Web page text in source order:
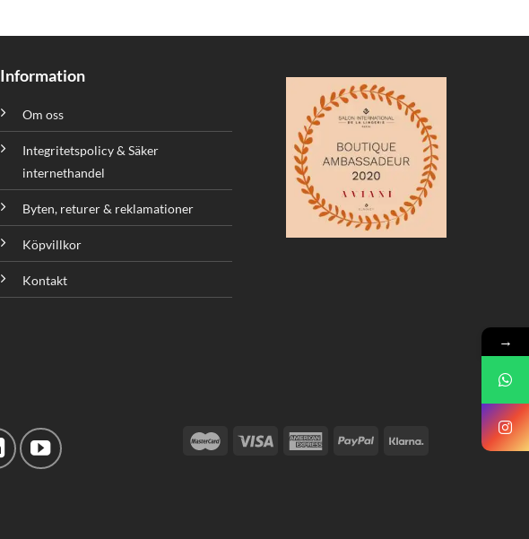
Information
Om oss
Integritetspolicy & Säker
internethandel
Byten, returer & reklamationer
Köpvillkor
Kontakt
→